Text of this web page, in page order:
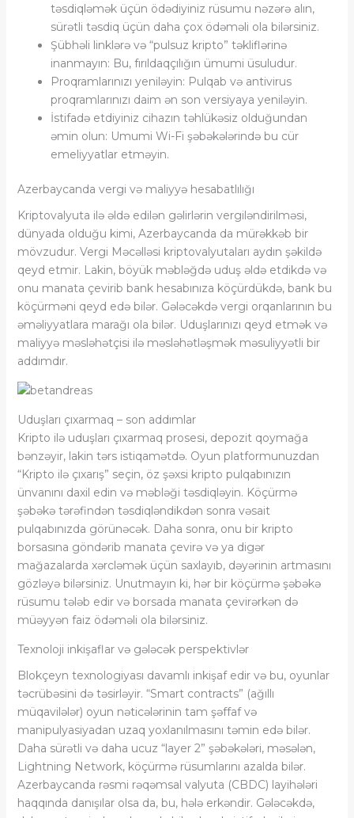
təsdiqləmək üçün ödədiyiniz rüsumu nəzərə alın,
sürətli təsdiq üçün daha çox ödəməli ola bilərsiniz.
Şübhəli linklərə və “pulsuz kripto” təkliflərinə
inanmayın: Bu, fırıldaqçılığın ümumi üsuludur.
Proqramlarınızı yeniləyin: Pulqab və antivirus
proqramlarınızı daim ən son versiyaya yeniləyin.
İstifadə etdiyiniz cihazın təhlükəsiz olduğundan
əmin olun: Umumi Wi-Fi şəbəkələrində bu cür
emeliyyatlar etməyin.
Azerbaycanda vergi və maliyyə hesabatlılığı
Kriptovalyuta ilə əldə edilən gəlirlərin vergiləndirilməsi,
dünyada olduğu kimi, Azerbaycanda da mürəkkəb bir
mövzudur. Vergi Məcəlləsi kriptovalyutaları aydın şəkildə
qeyd etmir. Lakin, böyük məbləğdə uduş əldə etdikdə və
onu manata çevirib bank hesabınıza köçürdükdə, bank bu
köçürməni qeyd edə bilər. Gələcəkdə vergi orqanlarının bu
əməliyyatlara marağı ola bilər. Uduşlarınızı qeyd etmək və
maliyyə məsləhətçisi ilə məsləhətləşmək məsuliyyətli bir
addımdır.
Uduşları çıxarmaq – son addımlar
Kripto ilə uduşları çıxarmaq prosesi, depozit qoymağa
bənzəyir, lakin tərs istiqamətdə. Oyun platformunuzdan
“Kripto ilə çıxarış” seçin, öz şəxsi kripto pulqabınızın
ünvanını daxil edin və məbləği təsdiqləyin. Köçürmə
şəbəkə tərəfindən təsdiqləndikdən sonra vəsait
pulqabınızda görünəcək. Daha sonra, onu bir kripto
borsasına göndərib manata çevirə və ya digər
mağazalarda xərcləmək üçün saxlayıb, dəyərinin artmasını
gözləyə bilərsiniz. Unutmayın ki, hər bir köçürmə şəbəkə
rüsumu tələb edir və borsada manata çevirərkən də
müəyyən faiz ödəməli ola bilərsiniz.
Texnoloji inkişaflar və gələcək perspektivlər
Blokçeyn texnologiyası davamlı inkişaf edir və bu, oyunlar
təcrübəsini də təsirləyir. “Smart contracts” (ağıllı
müqavilələr) oyun nəticələrinin tam şəffaf və
manipulyasiyadan uzaq yoxlanılmasını təmin edə bilər.
Daha sürətli və daha ucuz “layer 2” şəbəkələri, məsələn,
Lightning Network, köçürmə rüsumlarını azalda bilər.
Azerbaycanda rəsmi rəqəmsal valyuta (CBDC) layihələri
haqqında danışılar olsa da, bu, hələ erkəndir. Gələcəkdə,